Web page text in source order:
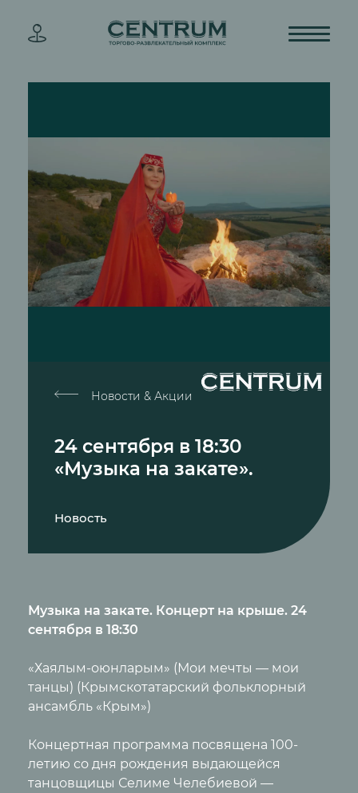
Новости & Акции
24 сентября в 18:30
«Музыка на закате».
Новость
Музыка на закате. Концерт на крыше. 24
сентября в 18:30
«Хаялым-оюнларым» (Мои мечты — мои
танцы) (Крымскотатарский фольклорный
ансамбль «Крым»)
Концертная программа посвящена 100-
летию со дня рождения выдающейся
танцовщицы Селиме Челебиевой —